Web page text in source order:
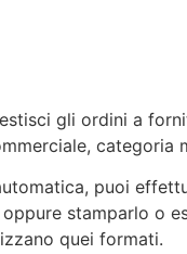
gli ordini a
categoria
puoi
stamparlo o
quei formati.